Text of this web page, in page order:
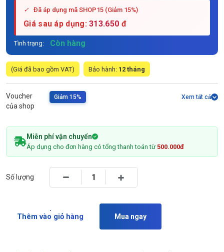
✓ Đã áp dụng mã SHOP15 (Giảm 15%)
Giá sau áp dụng:313.650 đ
Tình trạng: Còn hàng
(Giá đã bao gồm VAT) Bảo hành: 12 tháng
Voucher
của shop
Giảm 15% Xem tất cả
Miễn phí vận chuyển
Áp dụng cho đơn hàng có tổng thanh toán từ 500.000đ
Số lượng
Thêm vào giỏ hàng Mua ngay